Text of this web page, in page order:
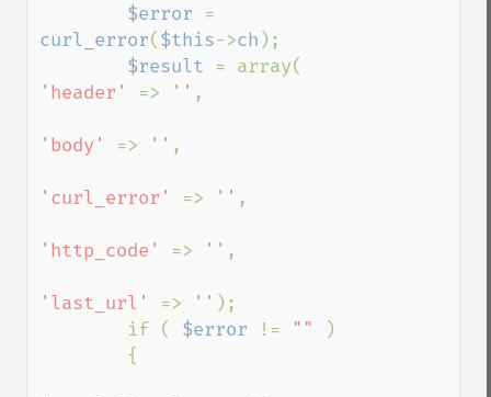
$error
curl_error( $this->ch );
$result
'header' => '' ,
'body' => '' ,
'curl_error' => '' ,
'http_code' => '' ,
'last_url' => '' );
        if (
$error != ""
)